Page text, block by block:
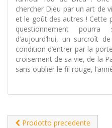
chercher Dieu par un art de
et le goût des autres ! Cette
questionnement
d’aujourd’hui, un surcroît
condition d’entrer par la
croisement de sa vie, de la
sans oublier le fil rouge,
Prodotto precedente